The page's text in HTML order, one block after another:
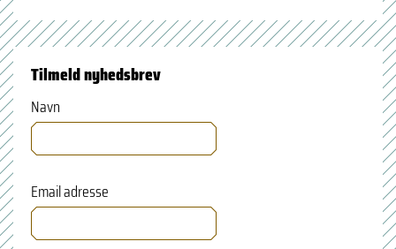
Tilmeld nyhedsbrev
Navn
Email adresse